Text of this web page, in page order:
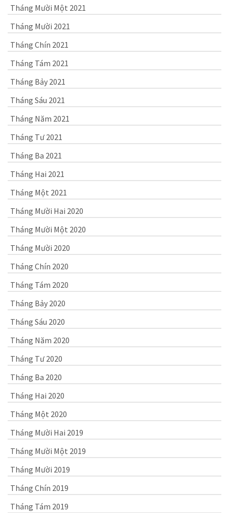
Tháng Mười Một 2021
Tháng Mười 2021
Tháng Chín 2021
Tháng Tám 2021
Tháng Bảy 2021
Tháng Sáu 2021
Tháng Năm 2021
Tháng Tư 2021
Tháng Ba 2021
Tháng Hai 2021
Tháng Một 2021
Tháng Mười Hai 2020
Tháng Mười Một 2020
Tháng Mười 2020
Tháng Chín 2020
Tháng Tám 2020
Tháng Bảy 2020
Tháng Sáu 2020
Tháng Năm 2020
Tháng Tư 2020
Tháng Ba 2020
Tháng Hai 2020
Tháng Một 2020
Tháng Mười Hai 2019
Tháng Mười Một 2019
Tháng Mười 2019
Tháng Chín 2019
Tháng Tám 2019